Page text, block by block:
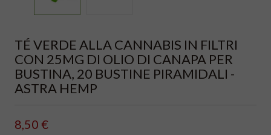
TÉ VERDE ALLA CANNABIS IN FILTRI
CON 25MG DI OLIO DI CANAPA PER
BUSTINA, 20 BUSTINE PIRAMIDALI -
ASTRA HEMP
8,50 €